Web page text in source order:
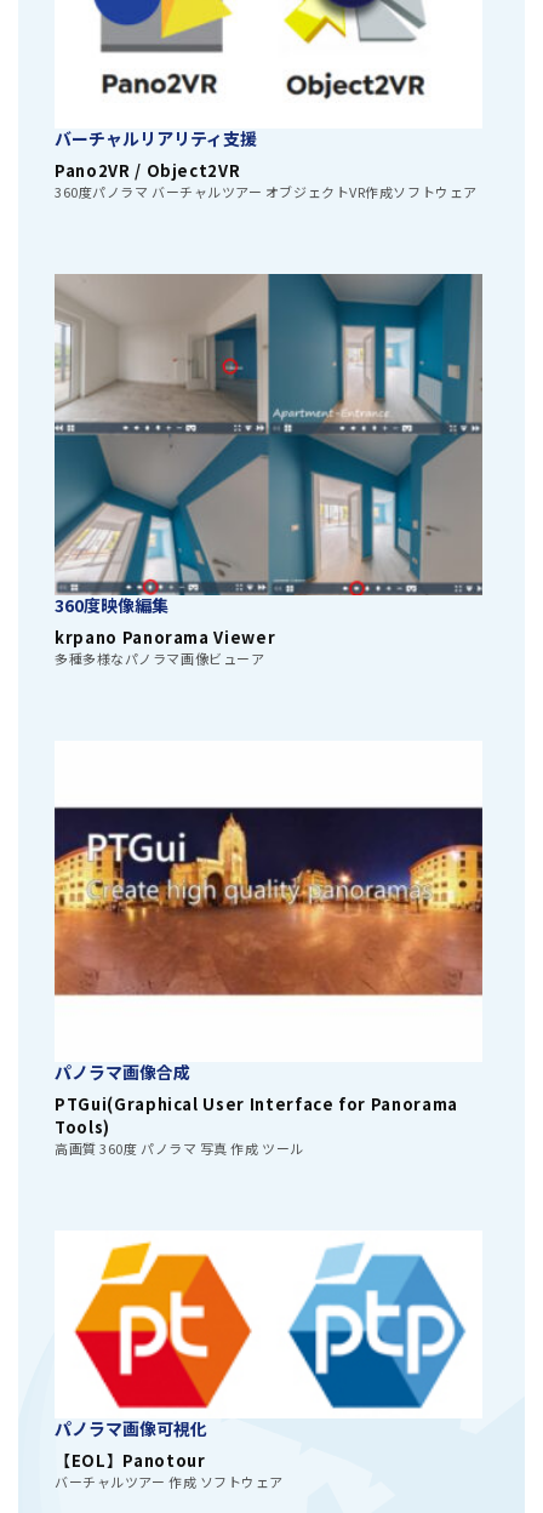
バーチャルリアリティ支援
Pano2VR / Object2VR
360度パノラマ バーチャルツアー オブジェクトVR作成ソフトウェア
360度映像編集
krpano Panorama Viewer
多種多様なパノラマ画像ビューア
パノラマ画像合成
PTGui(Graphical User Interface for Panorama
Tools)
高画質 360度 パノラマ 写真 作成 ツール
パノラマ画像可視化
【EOL】Panotour
バーチャルツアー 作成 ソフトウェア